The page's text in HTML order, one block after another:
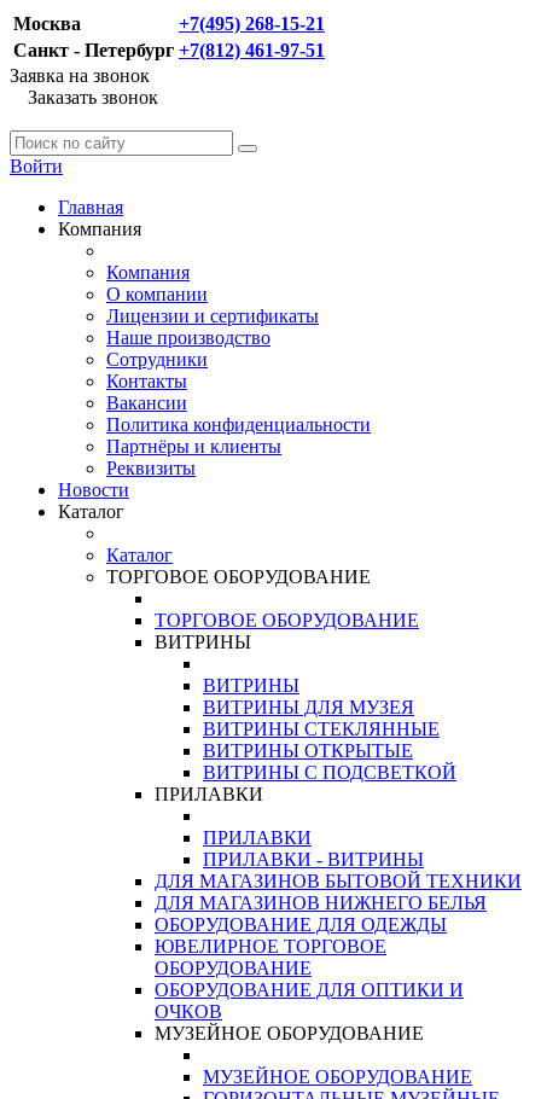
Москва
+7(495) 268-15-21
Санкт - Петербург +7(812) 461-97-51
Заявка на звонок
Заказать звонок
Войти
Главная
Компания
Компания
О компании
Лицензии и сертификаты
Наше производство
Сотрудники
Контакты
Вакансии
Политика конфиденциальности
Партнёры и клиенты
Реквизиты
Новости
Каталог
Каталог
ТОРГОВОЕ ОБОРУДОВАНИЕ
ТОРГОВОЕ ОБОРУДОВАНИЕ
ВИТРИНЫ
ВИТРИНЫ
ВИТРИНЫ ДЛЯ МУЗЕЯ
ВИТРИНЫ СТЕКЛЯННЫЕ
ВИТРИНЫ ОТКРЫТЫЕ
ВИТРИНЫ С ПОДСВЕТКОЙ
ПРИЛАВКИ
ПРИЛАВКИ
ПРИЛАВКИ - ВИТРИНЫ
ДЛЯ МАГАЗИНОВ БЫТОВОЙ ТЕХНИКИ
ДЛЯ МАГАЗИНОВ НИЖНЕГО БЕЛЬЯ
ОБОРУДОВАНИЕ ДЛЯ ОДЕЖДЫ
ЮВЕЛИРНОЕ ТОРГОВОЕ
ОБОРУДОВАНИЕ
ОБОРУДОВАНИЕ ДЛЯ ОПТИКИ И
ОЧКОВ
МУЗЕЙНОЕ ОБОРУДОВАНИЕ
МУЗЕЙНОЕ ОБОРУДОВАНИЕ